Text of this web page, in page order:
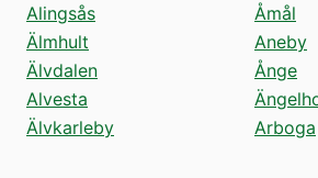
Alingsås
Älmhult
Älvdalen
Alvesta
Älvkarleby
Åmål
Aneby
Ånge
Arboga